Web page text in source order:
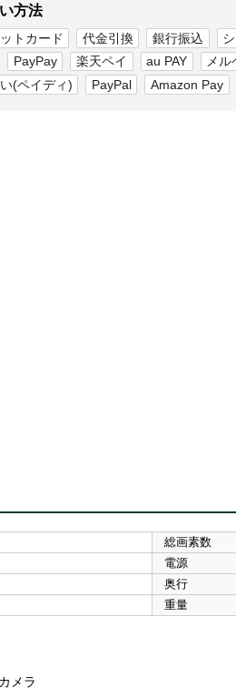
方法
トカード 代金引換 銀行振込
PayPay 楽天ペイ au PAY
メル
(ペイディ)
PayPal Amazon Pay
総画素数
電源
奥行
重量
メラ